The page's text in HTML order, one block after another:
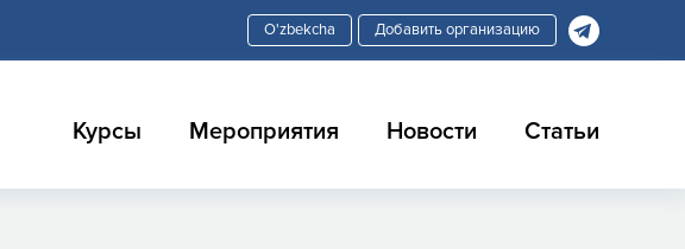
Добавить организацию
Курсы Мероприятия Новости Статьи